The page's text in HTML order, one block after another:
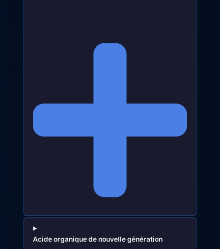
Acide organique de nouvelle génération